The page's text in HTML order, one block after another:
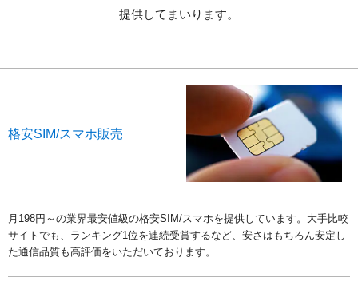
提供してまいります。
格安SIM/スマホ販売
月198円～の業界最安値級の格安SIM/スマホを提供しています。大手比較
サイトでも、ランキング1位を連続受賞するなど、安さはもちろん安定し
た通信品質も高評価をいただいております。